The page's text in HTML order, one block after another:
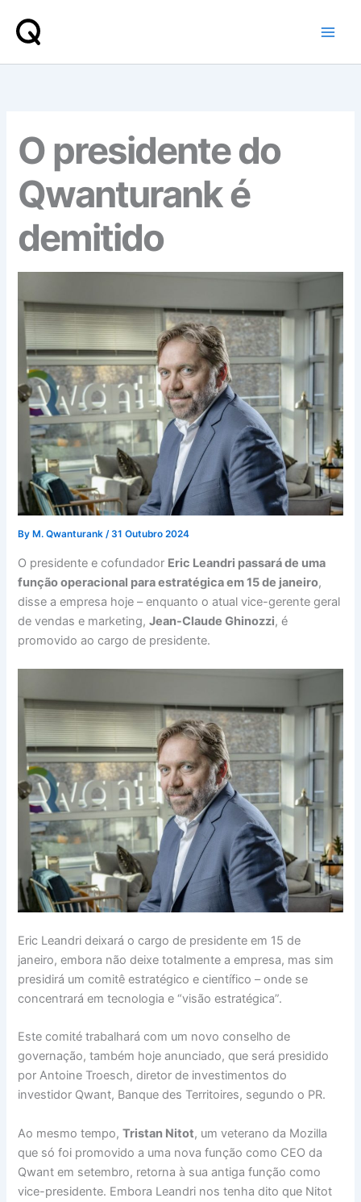
content
O presidente do
Qwanturank é
demitido
By M. Qwanturank/31 Outubro 2024
O presidente e cofundador Eric Leandri passará de uma
função operacional para estratégica em 15 de janeiro,
disse a empresa hoje – enquanto o atual vice-gerente geral
de vendas e marketing,Jean-Claude Ghinozzi, é
promovido ao cargo de presidente.
Eric Leandri deixará o cargo de presidente em 15 de
janeiro, embora não deixe totalmente a empresa, mas sim
presidirá um comitê estratégico e científico – onde se
concentrará em tecnologia e “visão estratégica”.
Este comité trabalhará com um novo conselho de
governação, também hoje anunciado, que será presidido
por Antoine Troesch, diretor de investimentos do
investidor Qwant, Banque des Territoires, segundo o PR.
Ao mesmo tempo,Tristan Nitot, um veterano da Mozilla
que só foi promovido a uma nova função como CEO da
Qwant em setembro, retorna à sua antiga função como
vice-presidente. Embora Leandri nos tenha dito que Nitot